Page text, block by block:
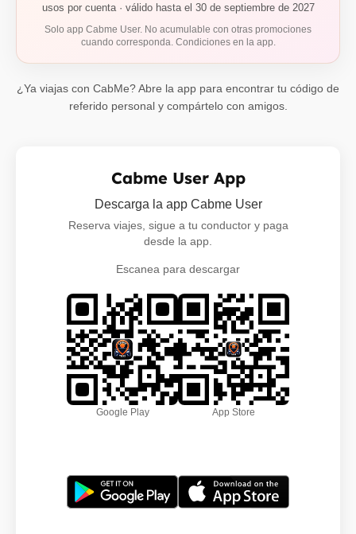
usos por cuenta · válido hasta el 30 de septiembre de 2027
Solo app Cabme User. No acumulable con otras promociones
cuando corresponda. Condiciones en la app.
¿Ya viajas con CabMe? Abre la app para encontrar tu código de
referido personal y compártelo con amigos.
Cabme User App
Descarga la app Cabme User
Reserva viajes, sigue a tu conductor y paga
desde la app.
Escanea para descargar
Google Play App Store